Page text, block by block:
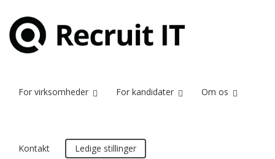
For virksomheder For kandidater Om os
Kontakt Ledige stillinger
Home